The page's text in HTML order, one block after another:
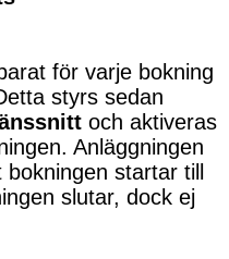
för varje bokning
styrs sedan
och aktiveras
Anläggningen
startar till
slutar, dock ej